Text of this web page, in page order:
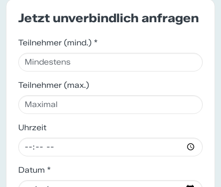
Jetzt unverbindlich anfragen
Teilnehmer (mind.) *
Teilnehmer (max.)
Uhrzeit
Datum *